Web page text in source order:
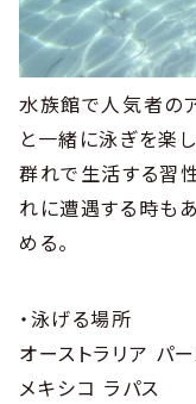
水族館で人気者の
と一緒に泳ぎを楽
群れで生活する習
れに遭遇する時も
める。
・泳げる場所
オーストラリア パ
メキシコ ラパス